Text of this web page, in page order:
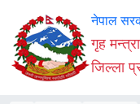
Accessibility
Mode
सुरु
गर्नुहोस्
सामाग्री
पढ्नुहाेस्
नेभिगेसन
पढ्नुहाेस्
वेबसाइट
खोजमा
जानुहोस्
नेपाल
गृह
जिल्ला